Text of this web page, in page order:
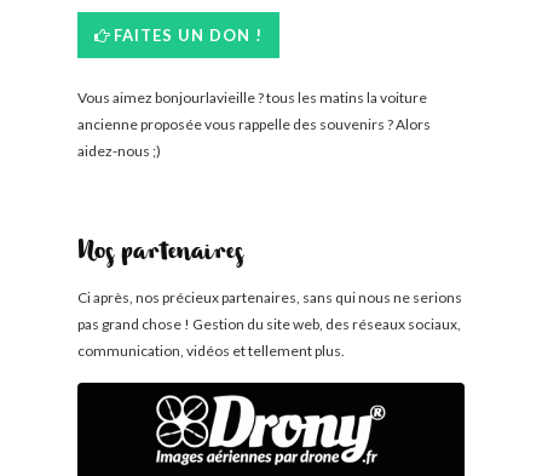
FAITES UN DON !
Vous aimez bonjourlavieille ? tous les matins la voiture
ancienne proposée vous rappelle des souvenirs ? Alors
aidez-nous ;)
Nos partenaires
Ci après, nos précieux partenaires, sans qui nous ne serions
pas grand chose ! Gestion du site web, des réseaux sociaux,
communication, vidéos et tellement plus.